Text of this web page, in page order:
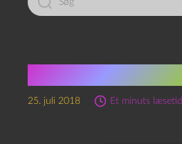
efter:
25. juli 2018 Et minuts læsetid